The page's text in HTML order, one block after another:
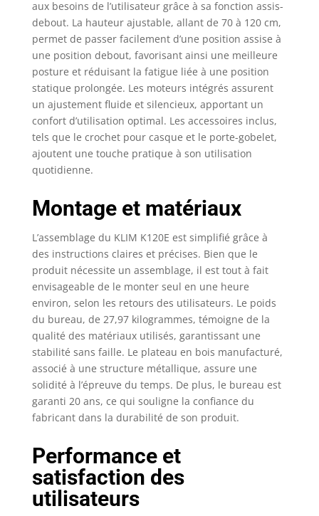
aux besoins de l’utilisateur grâce à sa fonction assis-
debout. La hauteur ajustable, allant de 70 à 120 cm,
permet de passer facilement d’une position assise à
une position debout, favorisant ainsi une meilleure
posture et réduisant la fatigue liée à une position
statique prolongée. Les moteurs intégrés assurent
un ajustement fluide et silencieux, apportant un
confort d’utilisation optimal. Les accessoires inclus,
tels que le crochet pour casque et le porte-gobelet,
ajoutent une touche pratique à son utilisation
quotidienne.
Montage et matériaux
L’assemblage du KLIM K120E est simplifié grâce à
des instructions claires et précises. Bien que le
produit nécessite un assemblage, il est tout à fait
envisageable de le monter seul en une heure
environ, selon les retours des utilisateurs. Le poids
du bureau, de 27,97 kilogrammes, témoigne de la
qualité des matériaux utilisés, garantissant une
stabilité sans faille. Le plateau en bois manufacturé,
associé à une structure métallique, assure une
solidité à l’épreuve du temps. De plus, le bureau est
garanti 20 ans, ce qui souligne la confiance du
fabricant dans la durabilité de son produit.
Performance et
satisfaction des
utilisateurs